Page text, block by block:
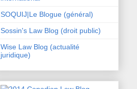
SOQUIJ|Le Blogue (général)
Sossin's Law Blog (droit public)
Wise Law Blog (actualité
juridique)